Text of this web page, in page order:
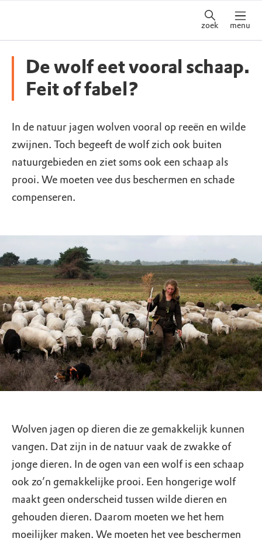
zoek menu
De wolf eet vooral schaap.
Feit of fabel?
In de natuur jagen wolven vooral op reeën en wilde
zwijnen. Toch begeeft de wolf zich ook buiten
natuurgebieden en ziet soms ook een schaap als
prooi. We moeten vee dus beschermen en schade
compenseren.
Wolven jagen op dieren die ze gemakkelijk kunnen
vangen. Dat zijn in de natuur vaak de zwakke of
jonge dieren. In de ogen van een wolf is een schaap
ook zo’n gemakkelijke prooi. Een hongerige wolf
maakt geen onderscheid tussen wilde dieren en
gehouden dieren. Daarom moeten we het hem
moeilijker maken. We moeten het vee beschermen